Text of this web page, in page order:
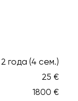
2 года (4 сем.)
25 €
1800 €